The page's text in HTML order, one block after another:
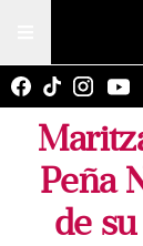
Peña
de